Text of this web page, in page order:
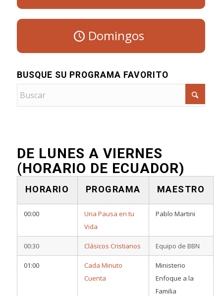
Domingos
BUSQUE SU PROGRAMA FAVORITO
DE LUNES A VIERNES
(HORARIO DE ECUADOR)
HORARIO PROGRAMA MAESTRO
00:00
Una Pausa en tu
Vida
Pablo Martini
00:30 Clásicos Cristianos Equipo de BBN
01:00
Cada Minuto
Cuenta
Ministerio
Enfoque a la
Familia